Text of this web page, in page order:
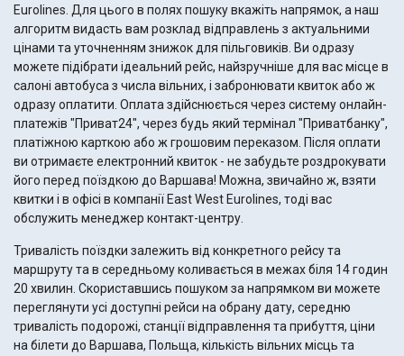
Eurolines. Для цього в полях пошуку вкажіть напрямок, а наш
алгоритм видасть вам розклад відправлень з актуальними
цінами та уточненням знижок для пільговиків. Ви одразу
можете підібрати ідеальний рейс, найзручніше для вас місце в
салоні автобуса з числа вільних, і забронювати квиток або ж
одразу оплатити. Оплата здійснюється через систему онлайн-
платежів "Приват24", через будь який термінал "Приватбанку",
платіжною карткою або ж грошовим переказом. Після оплати
ви отримаєте електронний квиток - не забудьте роздрокувати
його перед поїздкою до Варшава! Можна, звичайно ж, взяти
квитки і в офісі в компанії East West Eurolines, тоді вас
обслужить менеджер контакт-центру.
Тривалість поїздки залежить від конкретного рейсу та
маршруту та в середньому коливається в межах біля 14 годин
20 хвилин. Скориставшись пошуком за напрямком ви можете
переглянути усі доступні рейси на обрану дату, середню
тривалість подорожі, станції відправлення та прибуття, ціни
на білети до Варшава, Польща, кількість вільних місць та